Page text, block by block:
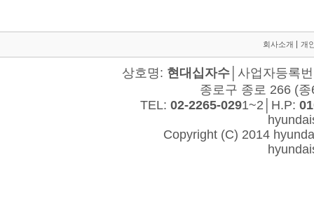
회사소개 개
상호명: 현대십자수│사업자등록
종로구 종로 266 (
TEL: 02-2265-0291~2│H.P:
Copyright (C) 2014